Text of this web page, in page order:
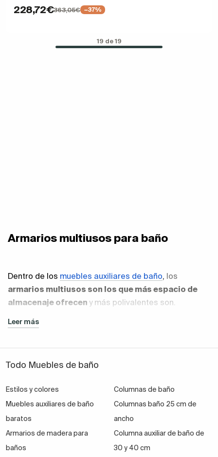
228,72€363,05€ −37%
19 de 19
Armarios multiusos para baño
Dentro de los muebles auxiliares de baño, los
armarios multiusos son los que más espacio de
almacenaje ofrecen y más polivalentes son.
incluso pueden moverse para generar estantes de
los productos de limpieza o de baño, así como los
accesorios.
Leer más
Todo Muebles de baño
Estilos y colores
Muebles auxiliares de baño
baratos
Armarios de madera para
baños
Columnas de baño
Columnas baño 25 cm de
ancho
Columna auxiliar de baño de
30 y 40 cm